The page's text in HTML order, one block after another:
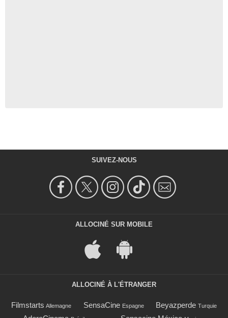
SUIVEZ-NOUS
ALLOCINÉ SUR MOBILE
ALLOCINÉ À L'ÉTRANGER
Filmstarts Allemagne SensaCine Espagne Beyazperde Turquie